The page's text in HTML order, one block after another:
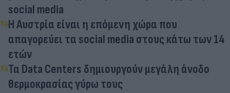
social media
Η Αυστρία είναι η επόμενη χώρα που
απαγορεύει τα social media στους κάτω των 14
ετών
Τα Data Centers δημιουργούν μεγάλη άνοδο
θερμοκρασίας γύρω τους